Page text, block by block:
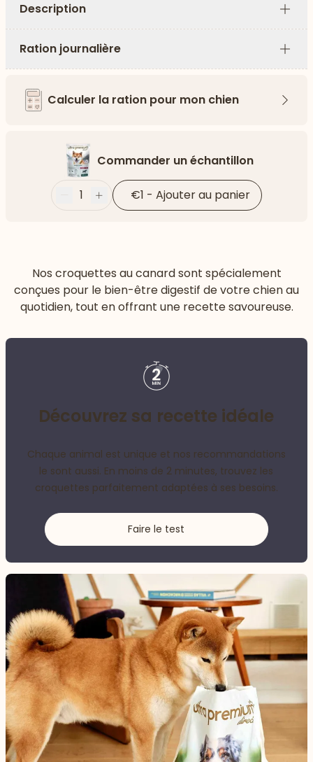
Description
Plus
Ration journalière
Plus
Calculer la ration pour mon chien
Commander un échantillon
Moins
1 Plus €1 - Ajouter au panier
Nos croquettes au canard sont spécialement
conçues pour le bien-être digestif de votre chien au
quotidien, tout en offrant une recette savoureuse.
Découvrez sa recette idéale
Chaque animal est unique et nos recommandations
le sont aussi. En moins de 2 minutes, trouvez les
croquettes parfaitement adaptées à ses besoins.
Faire le test